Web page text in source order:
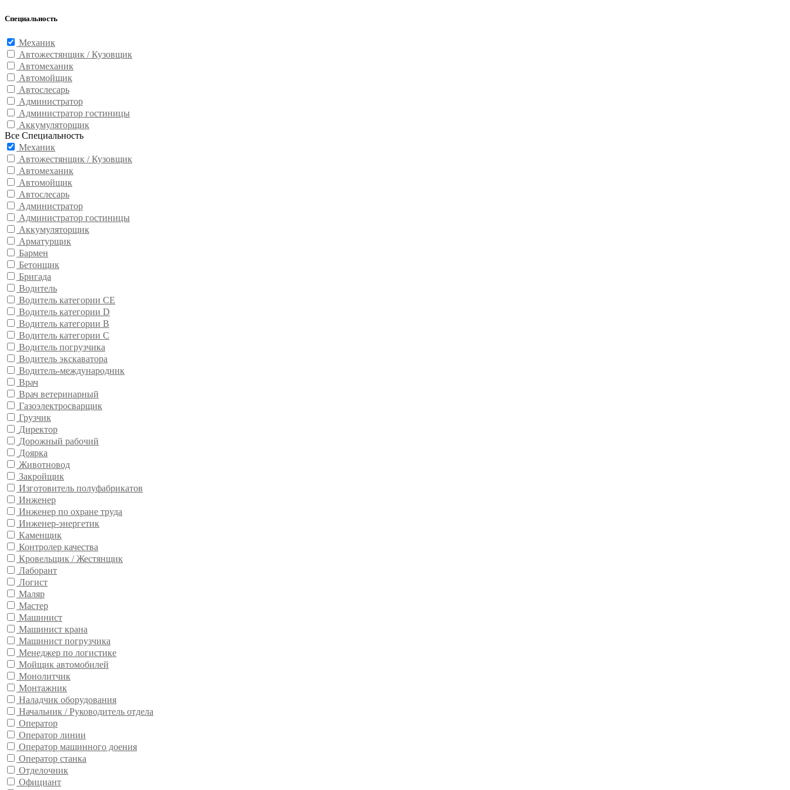
Специальность
Механик
Автожестянщик / Кузовщик
Автомеханик
Автомойщик
Автослесарь
Администратор
Администратор гостиницы
Аккумуляторщик
Все Специальность
Механик
Автожестянщик / Кузовщик
Автомеханик
Автомойщик
Автослесарь
Администратор
Администратор гостиницы
Аккумуляторщик
Арматурщик
Бармен
Бетонщик
Бригада
Водитель
Водитель категории CE
Водитель категории D
Водитель категории В
Водитель категории С
Водитель погрузчика
Водитель экскаватора
Водитель-международник
Врач
Врач ветеринарный
Газоэлектросварщик
Грузчик
Директор
Дорожный рабочий
Доярка
Животновод
Закройщик
Изготовитель полуфабрикатов
Инженер
Инженер по охране труда
Инженер-энергетик
Каменщик
Контролер качества
Кровельщик / Жестянщик
Лаборант
Логист
Маляр
Мастер
Машинист
Машинист крана
Машинист погрузчика
Менеджер по логистике
Мойщик автомобилей
Монолитчик
Монтажник
Наладчик оборудования
Начальник / Руководитель отдела
Оператор
Оператор линии
Оператор машинного доения
Оператор станка
Отделочник
Официант